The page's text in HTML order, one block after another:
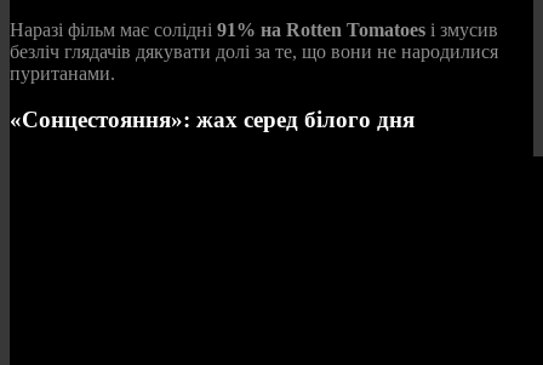
Наразі фільм має солідні 91% на Rotten Tomatoes і змусив
безліч глядачів дякувати долі за те, що вони не народилися
пуританами.
«Сонцестояння»: жах серед білого дня